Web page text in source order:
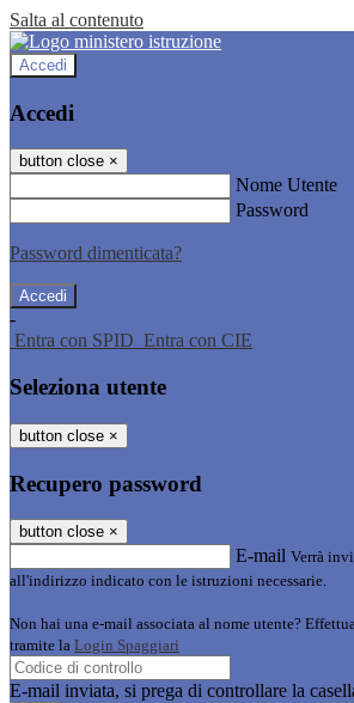
Salta al contenuto
Accedi
Accedi
button close ×
Nome Utente
Password
Password dimenticata?
-
Entra con SPID Entra con CIE
Seleziona utente
button close ×
Recupero password
button close ×
E-mail Verrà
all'indirizzo indicato con le istruzioni necessarie.
Non hai una e-mail associata al nome utente?
tramite la Login Spaggiari
E-mail inviata, si prega di controllare la